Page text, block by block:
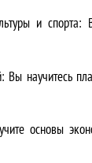
я
л
3
и спорта:
Вы научитесь
основы